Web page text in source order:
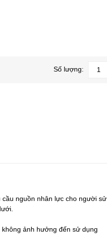
Số lượng:
cầu nguồn nhân lực cho người sử
ảnh hưởng đến sử dụng